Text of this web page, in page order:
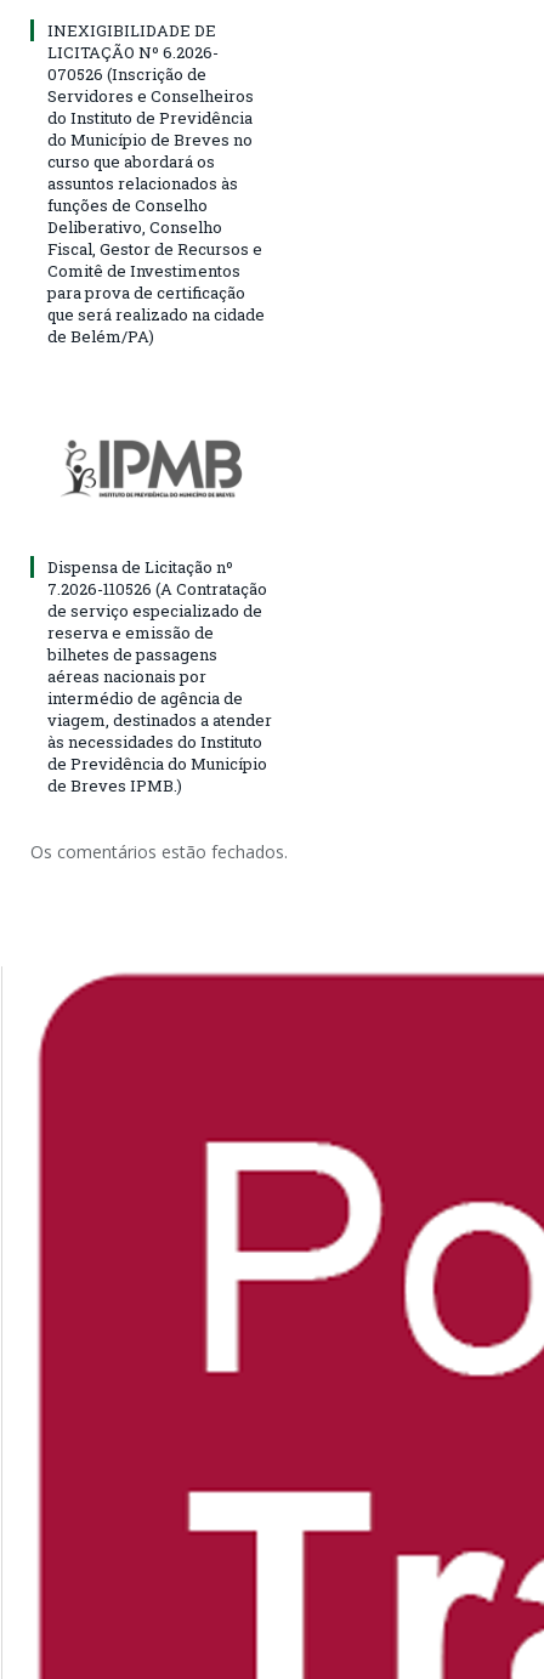
INEXIGIBILIDADE DE
LICITAÇÃO Nº 6.2026-
070526 (Inscrição de
Servidores e Conselheiros
do Instituto de Previdência
do Município de Breves no
curso que abordará os
assuntos relacionados às
funções de Conselho
Deliberativo, Conselho
Fiscal, Gestor de Recursos e
Comitê de Investimentos
para prova de certificação
que será realizado na cidade
de Belém/PA)
Dispensa de Licitação nº
7.2026-110526 (A Contratação
de serviço especializado de
reserva e emissão de
bilhetes de passagens
aéreas nacionais por
intermédio de agência de
viagem, destinados a atender
às necessidades do Instituto
de Previdência do Município
de Breves IPMB.)
Os comentários estão fechados.